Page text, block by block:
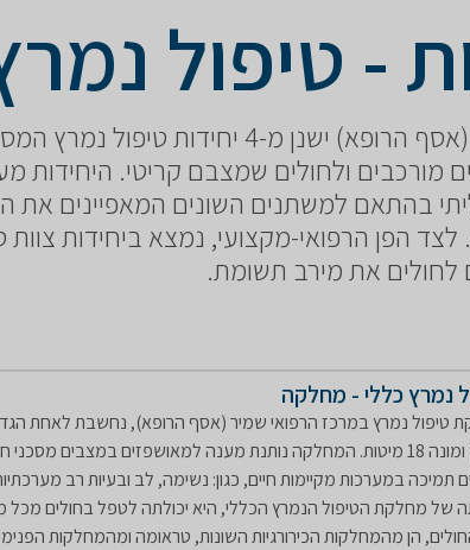
- טיפול
במרכז הרפואי שמיר (אסף הרופא) ישנן מ-4 יחידות
מורכבים ולחולים שמצבם קריטי. היחידות
בהתאם למשתנים השונים המאפיינים את
לצד הפן הרפואי-מקצועי, נמצא ביחידות צוות
לחולים את מירב תשומת.
נמרץ כללי - מחלקה
טיפול נמרץ במרכז הרפואי שמיר (אסף הרופא), נחשבת לאחת
בארץ ומונה 18 מיטות. המחלקה נותנת מענה למאושפזים במצבים
תמיכה במערכות מקיימות חיים, כגון: נשימה, לב ובעיות רב
של מחלקת הטיפול הנמרץ הכללי, היא יכולתה לטפל בחולים מכל
הן מהמחלקות הכירורגיות השונות, טראומה ומהמחלקות